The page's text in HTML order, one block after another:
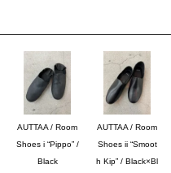
AUTTAA / Room
Shoes i “Pippo” /
Black
AUTTAA / Room
Shoes ii “Smoot
h Kip” / Black×Bl